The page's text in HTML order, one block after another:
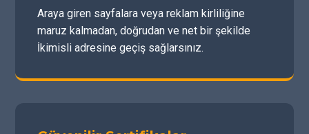
Araya giren sayfalara veya reklam kirliliğine
maruz kalmadan, doğrudan ve net bir şekilde
İkimisli adresine geçiş sağlarsınız.